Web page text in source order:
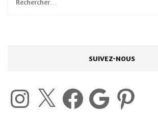
SUIVEZ-NOUS
Instagram Facebook Google Pinterest